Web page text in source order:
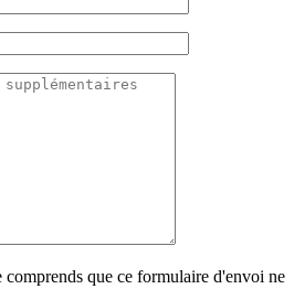
comprends que ce formulaire d'envoi ne